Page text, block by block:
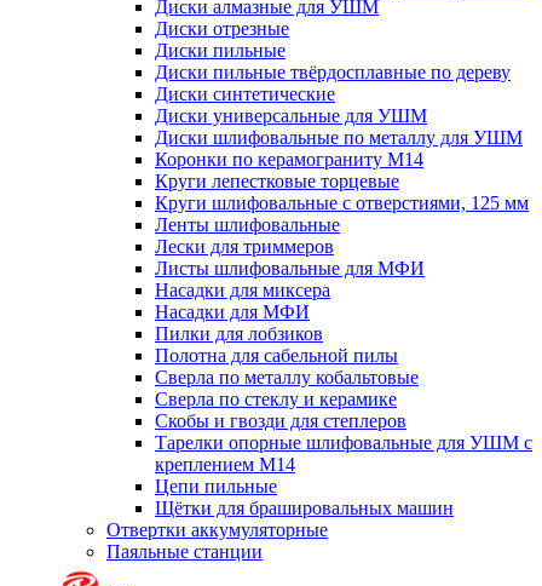
Диски алмазные для УШМ
Диски отрезные
Диски пильные
Диски пильные твёрдосплавные по дереву
Диски синтетические
Диски универсальные для УШМ
Диски шлифовальные по металлу для УШМ
Коронки по керамограниту M14
Круги лепестковые торцевые
Круги шлифовальные с отверстиями, 125 мм
Ленты шлифовальные
Лески для триммеров
Листы шлифовальные для МФИ
Насадки для миксера
Насадки для МФИ
Пилки для лобзиков
Полотна для сабельной пилы
Сверла по металлу кобальтовые
Сверла по стеклу и керамике
Скобы и гвозди для степлеров
Тарелки опорные шлифовальные для УШМ с
креплением М14
Цепи пильные
Щётки для брашировальных машин
Отвертки аккумуляторные
Паяльные станции